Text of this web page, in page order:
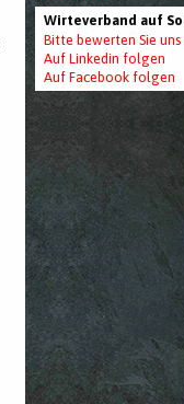
Wirteverband auf
Bitte bewerten Sie
Auf Linkedin folgen
Auf Facebook folgen